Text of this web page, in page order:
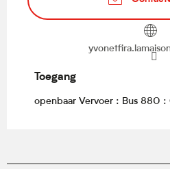
Toegang
Toegang
openbaar Vervoer : Bus 880 :